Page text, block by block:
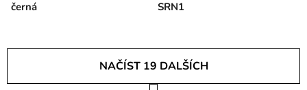
černá
SRN1
NAČÍST 19 DALŠÍCH